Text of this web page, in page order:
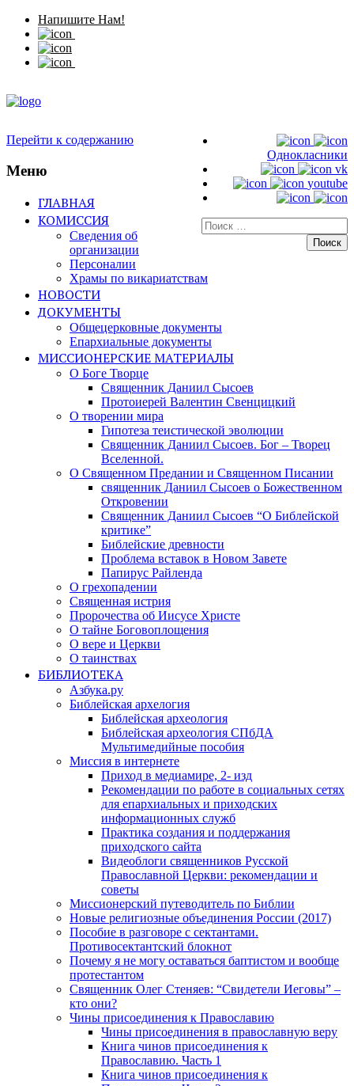
Напишите Нам!
Однокласники
vk
youtube
Искать:
Перейти к содержанию
Меню
ГЛАВНАЯ
КОМИССИЯ
Сведения об
организации
Персоналии
Храмы по викариатствам
НОВОСТИ
ДОКУМЕНТЫ
Общецерковные документы
Епархиальные документы
МИССИОНЕРСКИЕ МАТЕРИАЛЫ
О Боге Творце
Священник Даниил Сысоев
Протоиерей Валентин Свенцицкий
О творении мира
Гипотеза теистической эволюции
Священник Даниил Сысоев. Бог – Творец
Вселенной.
О Священном Предании и Священном Писании
священник Даниил Сысоев о Божественном
Откровении
Священник Даниил Сысоев “О Библейской
критике”
Библейские древности
Проблема вставок в Новом Завете
Папирус Райленда
О грехопадении
Священная истрия
Пророчества об Иисусе Христе
О тайне Боговоплощения
О вере и Церкви
О таинствах
БИБЛИОТЕКА
Азбука.ру
Библейская архелогия
Библейская археология
Библейская археология СПбДА
Мультимедийные пособия
Миссия в интернете
Приход в медиамире, 2- изд
Рекомендации по работе в социальных сетях
для епархиальных и приходских
информационных служб
Практика создания и поддержания
приходского сайта
Видеоблоги священников Русской
Православной Церкви: рекомендации и
советы
Миссионерский путеводитель по Библии
Новые религиозные объединения России (2017)
Пособие в разговоре с сектантами.
Противосектантский блокнот
Почему я не могу оставаться баптистом и вообще
протестантом
Священник Олег Стеняев: “Свидетели Иеговы” –
кто они?
Чины присоединения к Православию
Чины присоединения в православную веру
Книга чинов присоединения к
Православию. Часть 1
Книга чинов присоединения к